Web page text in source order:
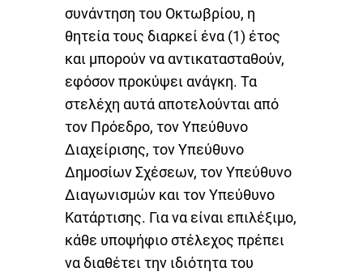
συνάντηση του Οκτωβρίου, η
θητεία τους διαρκεί ένα (1) έτος
και μπορούν να αντικατασταθούν,
εφόσον προκύψει ανάγκη. Τα
στελέχη αυτά αποτελούνται από
τον Πρόεδρο, τον Υπεύθυνο
Διαχείρισης, τον Υπεύθυνο
Δημοσίων Σχέσεων, τον Υπεύθυνο
Διαγωνισμών και τον Υπεύθυνο
Κατάρτισης. Για να είναι επιλέξιμο,
κάθε υποψήφιο στέλεχος πρέπει
να διαθέτει την ιδιότητα του